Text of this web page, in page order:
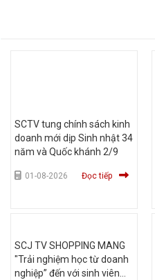
SCTV tung chính sách kinh
doanh mới dịp Sinh nhật 34
năm và Quốc khánh 2/9
01-08-2026 Đọc tiếp
SCJ TV SHOPPING MANG
"Trải nghiệm học từ doanh
nghiệp” đến với sinh viên